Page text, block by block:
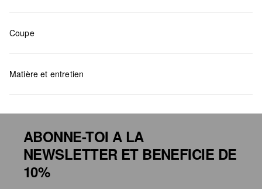
Coupe
Matière et entretien
Ne pas mettre au sèche-linge
ABONNE-TOI A LA
NEWSLETTER ET BENEFICIE DE
10%